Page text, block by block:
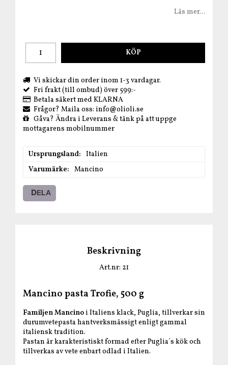
Läs mer...
KÖP
Vi skickar din order inom 1-3 vardagar.
Fri frakt (till ombud) över 599:-
Betala säkert med KLARNA
Frågor? Maila oss: info@olioli.se
Gåva? Ändra i Leverans & tänk på att uppge
mottagarens mobilnummer
Ursprungsland
Italien
Varumärke
Mancino
DELA
Beskrivning
Art.nr: 21
Mancino pasta Trofie, 500 g
Familjen Mancino i Italiens klack, Puglia, tillverkar sin
durumvetepasta hantverksmässigt enligt gammal
italiensk tradition.
Pastan är karakteristiskt formad efter Puglia´s kök och
tillverkas av vete enbart odlad i Italien.